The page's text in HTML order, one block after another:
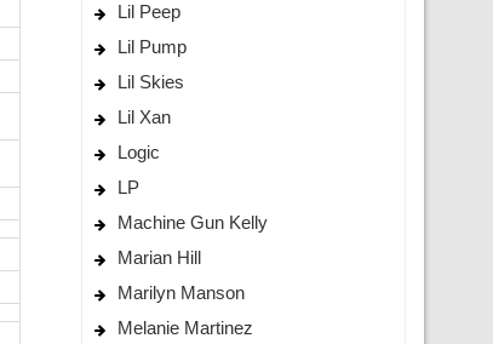
Lil Peep
Lil Pump
Lil Skies
Lil Xan
Logic
LP
Machine Gun Kelly
Marian Hill
Marilyn Manson
Melanie Martinez